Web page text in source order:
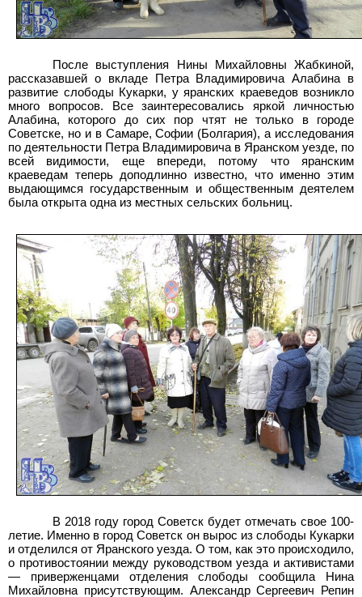
После выступления Нины Михайловны Жабкиной,
рассказавшей о вкладе Петра Владимировича Алабина в
развитие слободы Кукарки, у яранских краеведов возникло
много вопросов. Все заинтересовались яркой личностью
Алабина, которого до сих пор чтят не только в городе
Советске, но и в Самаре, Софии (Болгария), а исследования
по деятельности Петра Владимировича в Яранском уезде, по
всей видимости, еще впереди, потому что яранским
краеведам теперь доподлинно известно, что именно этим
выдающимся государственным и общественным деятелем
была открыта одна из местных сельских больниц.
В 2018 году город Советск будет отмечать свое 100-
летие. Именно в город Советск он вырос из слободы Кукарки
и отделился от Яранского уезда. О том, как это происходило,
о противостоянии между руководством уезда и активистами
— приверженцами отделения слободы сообщила Нина
Михайловна присутствующим. Александр Сергеевич Репин